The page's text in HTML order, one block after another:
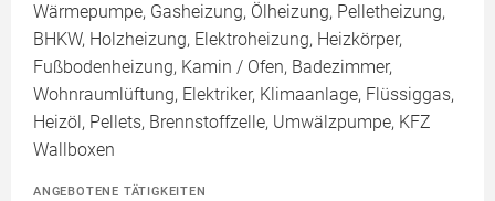
Wärmepumpe, Gasheizung, Ölheizung, Pelletheizung,
BHKW, Holzheizung, Elektroheizung, Heizkörper,
Fußbodenheizung, Kamin / Ofen, Badezimmer,
Wohnraumlüftung, Elektriker, Klimaanlage, Flüssiggas,
Heizöl, Pellets, Brennstoffzelle, Umwälzpumpe, KFZ
Wallboxen
ANGEBOTENE TÄTIGKEITEN